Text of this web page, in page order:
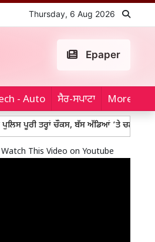
Thursday, 6 Aug 2026
Epaper
- Auto ਸੈਰ-ਸਪਾਟਾ More...
ਚੌਕਸ, ਬੱਸ ਅੱਡਿਆਂ ’ਤੇ ਚਲਾਇਆ ਵਿਸ਼ੇਸ਼
This Video on Youtube